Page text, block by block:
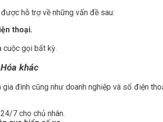
hỗ trợ về những vấn đề sau:
thoại.
cuộc gọi bất kỳ.
khác
gia đình cũng như doanh nghiệp và số điện
7 cho chủ nhân.